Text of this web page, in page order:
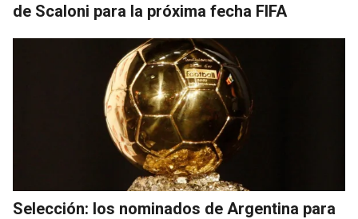
de Scaloni para la próxima fecha FIFA
Selección: los nominados de Argentina para